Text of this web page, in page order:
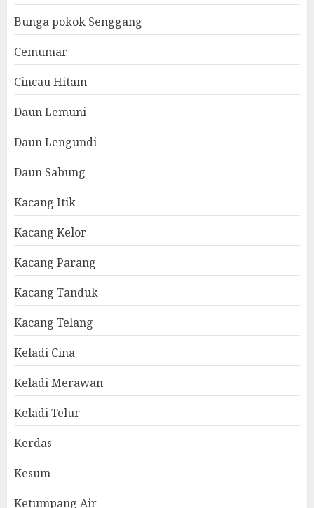
Bunga pokok Senggang
Cemumar
Cincau Hitam
Daun Lemuni
Daun Lengundi
Daun Sabung
Kacang Itik
Kacang Kelor
Kacang Parang
Kacang Tanduk
Kacang Telang
Keladi Cina
Keladi Merawan
Keladi Telur
Kerdas
Kesum
Ketumpang Air